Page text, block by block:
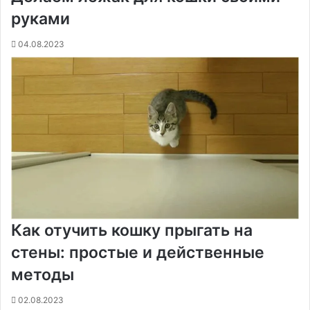
руками
04.08.2023
Как отучить кошку прыгать на
стены: простые и действенные
методы
02.08.2023